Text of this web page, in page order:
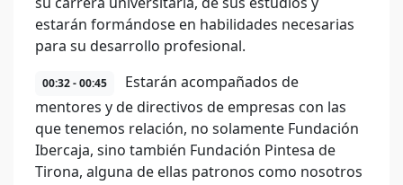
estarán formándose en habilidades necesarias
para su desarrollo profesional.
00:32 - 00:45
Estarán acompañados de
mentores y de directivos de empresas con las
que tenemos relación, no solamente Fundación
Ibercaja, sino también Fundación Pintesa de
Tirona, alguna de ellas patronos como nosotros